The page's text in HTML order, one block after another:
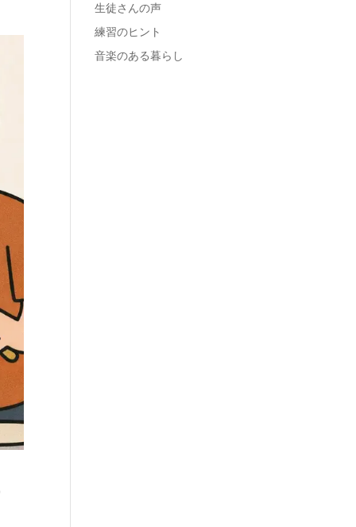
生徒さんの声
練習のヒント
音楽のある暮らし